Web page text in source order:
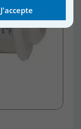
J'accepte